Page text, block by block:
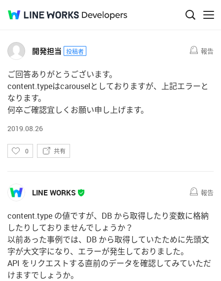
Q&A
い
い
開発担当 投稿者 報告
ご回答ありがとうございます。
content.typeはcarouselとしておりますが、上記エラーと
なります。
何卒ご確認宜しくお願い申し上げます。
2019.08.26
い
0 共有
LINE WORKS 報告
content.type の値ですが、DB から取得したり変数に格納
したりしておりませんでしょうか？
以前あった事例では、DB から取得していたために先頭文
字が大文字になり、エラーが発生しておりました。
API をリクエストする直前のデータを確認してみていただ
けますでしょうか。